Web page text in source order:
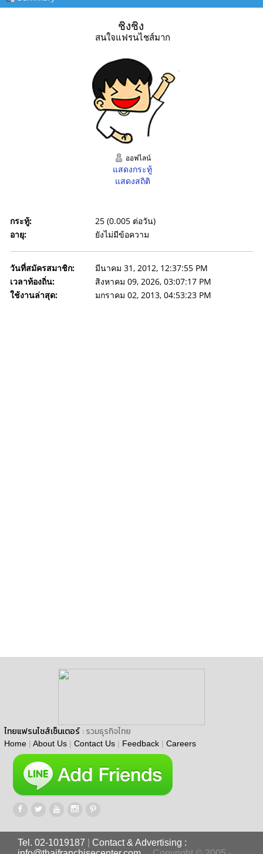
ชิงชิง
สนใจแฟรนไชส์มาก
ออฟไลน์
แสดงกระทู้
แสดงสถิติ
กระทู้:
25 (0.005 ต่อวัน)
อายุ:
ยังไม่มีข้อความ
วันที่สมัครสมาชิก:
มีนาคม 31, 2012, 12:37:55 PM
เวลาท้องถิ่น:
สิงหาคม 09, 2026, 03:07:17 PM
ใช้งานล่าสุด:
มกราคม 02, 2013, 04:53:23 PM
ไทยแฟรนไชส์เซ็นเตอร์ : รวมธุรกิจไทย
Home | About Us | Contact Us | Feedback | Careers
Tel. 02-1019187
Contact & Advertising :